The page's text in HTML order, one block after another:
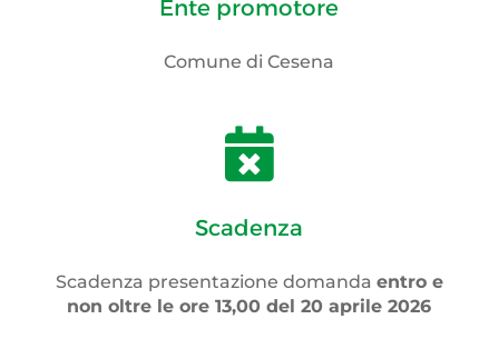
Ente promotore
Comune di Cesena

Scadenza
Scadenza presentazione domanda entro e
non oltre le ore 13,00 del 20 aprile 2026